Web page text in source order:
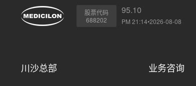
股票代码
688202
95.10
PM 21:14•2026-08-08
川沙总部 业务咨询